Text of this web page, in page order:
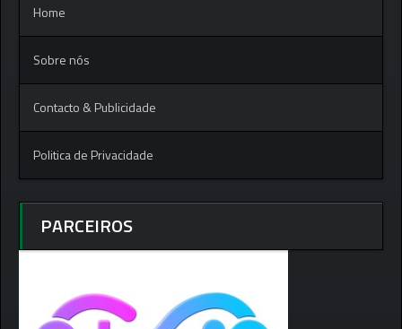
Home
Sobre nós
Contacto & Publicidade
Politica de Privacidade
PARCEIROS